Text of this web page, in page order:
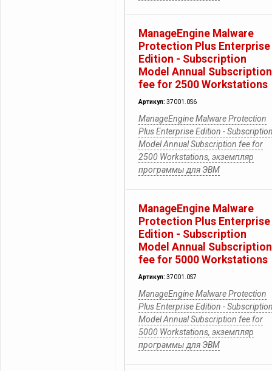
ManageEngine Malware
Protection Plus Enterprise
Edition - Subscription
Model Annual Subscription
fee for 2500 Workstations
Артикул: 37001.0S6
ManageEngine Malware Protection
Plus Enterprise Edition -
Model Annual Subscription fee for
2500 Workstations, экземпляр
программы для ЭВМ
ManageEngine Malware
Protection Plus Enterprise
Edition - Subscription
Model Annual Subscription
fee for 5000 Workstations
Артикул: 37001.0S7
ManageEngine Malware Protection
Plus Enterprise Edition -
Model Annual Subscription fee for
5000 Workstations, экземпляр
программы для ЭВМ